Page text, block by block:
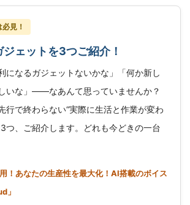
見！
ェットを3つご紹介！
になるガジェットないかな」「何か新し
いな」——なあんて思っていませんか？
行で終わらない“実際に生活と作業が変わ
つ、ご紹介します。どれも今どきの一台
！あなたの生産性を最大化！AI搭載のボイス
」